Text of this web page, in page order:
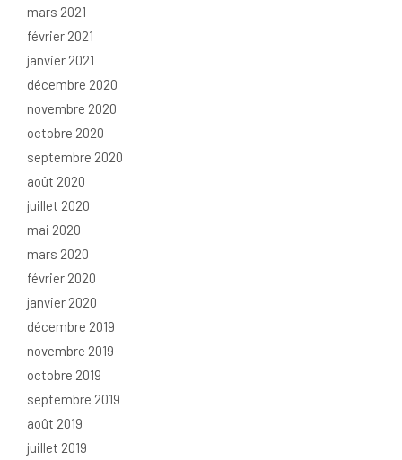
mars 2021
février 2021
janvier 2021
décembre 2020
novembre 2020
octobre 2020
septembre 2020
août 2020
juillet 2020
mai 2020
mars 2020
février 2020
janvier 2020
décembre 2019
novembre 2019
octobre 2019
septembre 2019
août 2019
juillet 2019